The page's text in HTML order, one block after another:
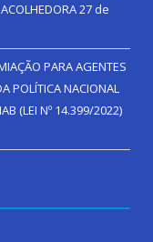
27 de
PARA AGENTES
POLÍTICA NACIONAL
(LEI Nº 14.399/2022)